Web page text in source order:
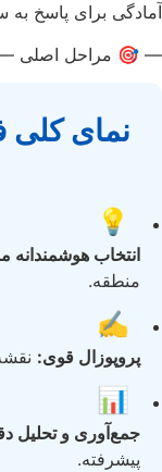
آمادگی برای پاسخ به
— 🎯 مراحل اصلی
نمای کلی
💡
انتخاب هوشمندانه
منطقه.
✍️
پروپوزال قوی:
📊
جمع‌آوری و تحلیل
پیشرفته.